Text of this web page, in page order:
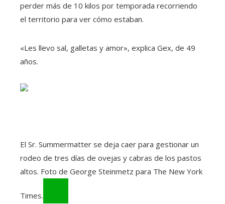
perder más de 10 kilos por temporada recorriendo
el territorio para ver cómo estaban.
«Les llevo sal, galletas y amor», explica Gex, de 49
años.
El Sr. Summermatter se deja caer para gestionar un
rodeo de tres días de ovejas y cabras de los pastos
altos. Foto de George Steinmetz para The New York
Times.